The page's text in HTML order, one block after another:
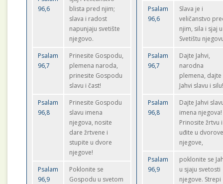
96,6
blista pred njim;
slava i radost
napunjaju svetište
njegovo.
Psalam
96,7
Prinesite Gospodu,
plemena naroda,
prinesite Gospodu
slavu i čast!
Psalam
96,8
Prinesite Gospodu
slavu imena
njegova, nosite
dare žrtvene i
stupite u dvore
njegove!
Psalam
96,9
Poklonite se
Gospodu u svetom
Psalam
96,6
Slava je i
veličanstvo
njim, sila i sjaj u
Svetištu
Psalam
96,7
Dajte Jahvi,
narodna
plemena, dajte
Jahvi slavu i
Psalam
96,8
Dajte Jahvi
imena njegova!
Prinosite žrtvu i
uđite u
njegove,
Psalam
96,9
poklonite se
u sjaju svetosti
njegove. Strepi